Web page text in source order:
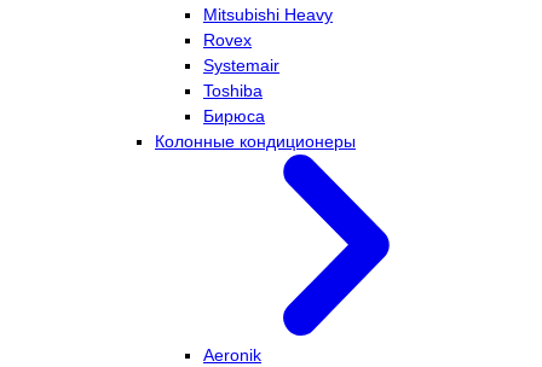
Mitsubishi Heavy
Rovex
Systemair
Toshiba
Бирюса
Колонные кондиционеры
Aeronik